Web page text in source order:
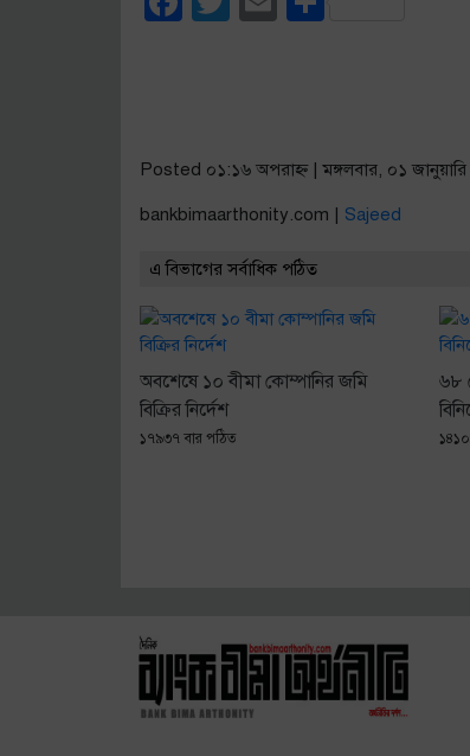
Posted ০১:১৬ অপরাহ্ণ | মঙ্গলবার, ০১
bankbimaarthonity.com | Sajeed
এ বিভাগের সর্বাধিক পঠিত
অবশেষে ১০ বীমা কোম্পানির জমি
বিক্রির নির্দেশ
১৭৯৩৭ বার পঠিত
৬৮